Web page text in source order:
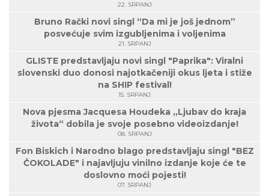
22. SRPANJ
Bruno Rački novi singl “Da mi je još jednom”
posvećuje svim izgubljenima i voljenima
21. SRPANJ
GLISTE predstavljaju novi singl "Paprika": Viralni
slovenski duo donosi najotkačeniji okus ljeta i stiže
na SHIP festival!
15. SRPANJ
Nova pjesma Jacquesa Houdeka „Ljubav do kraja
života“ dobila je svoje posebno videoizdanje!
08. SRPANJ
Fon Biskich i Narodno blago predstavljaju singl "BEZ
ČOKOLADE" i najavljuju vinilno izdanje koje će te
doslovno moći pojesti!
07. SRPANJ